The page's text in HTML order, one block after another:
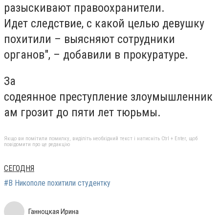
разыскивают правоохранители.
Идет следствие, с какой целью девушку
похитили – выясняют сотрудники
органов", – добавили в прокуратуре.
За
содеянное преступление злоумышленник
ам грозит до пяти лет тюрьмы.
Якщо ви помітили помилку, виділіть необхідний текст і натисніть Ctrl + Enter, щоб
повідомити про це редакцію
СЕГОДНЯ
#В Никополе похитили студентку
Ганноцкая Ирина